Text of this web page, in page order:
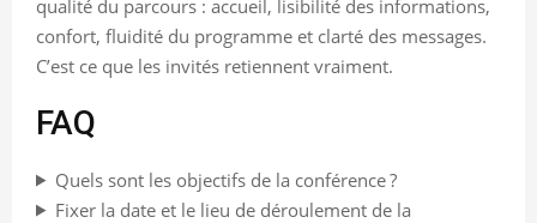
qualité du parcours : accueil, lisibilité des informations,
confort, fluidité du programme et clarté des messages.
C’est ce que les invités retiennent vraiment.
FAQ
Quels sont les objectifs de la conférence ?
Fixer la date et le lieu de déroulement de la